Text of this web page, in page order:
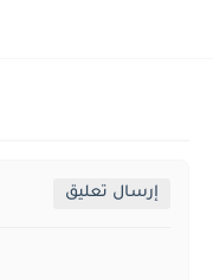
إرسال تعليق